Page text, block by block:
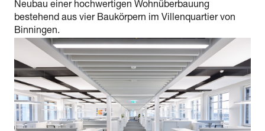
Neubau einer hochwertigen Wohnüberbauung
bestehend aus vier Baukörpern im Villenquartier von
Binningen.